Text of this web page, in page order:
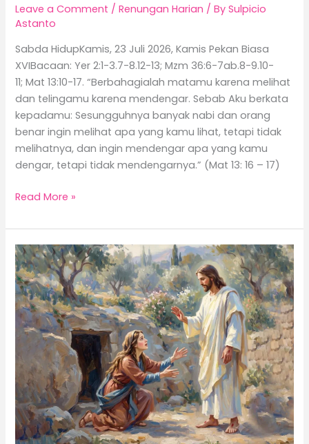
Leave a Comment /Renungan Harian / BySulpicio
Astanto
Sabda HidupKamis, 23 Juli 2026, Kamis Pekan Biasa
XVIBacaan: Yer 2:1-3.7-8.12-13; Mzm 36:6-7ab.8-9.10-
11; Mat 13:10-17. “Berbahagialah matamu karena melihat
dan telingamu karena mendengar. Sebab Aku berkata
kepadamu: Sesungguhnya banyak nabi dan orang
benar ingin melihat apa yang kamu lihat, tetapi tidak
melihatnya, dan ingin mendengar apa yang kamu
dengar, tetapi tidak mendengarnya.” (Mat 13: 16 – 17)
Read More »
Tuhan
Mengasihi
Secara
Pribadi